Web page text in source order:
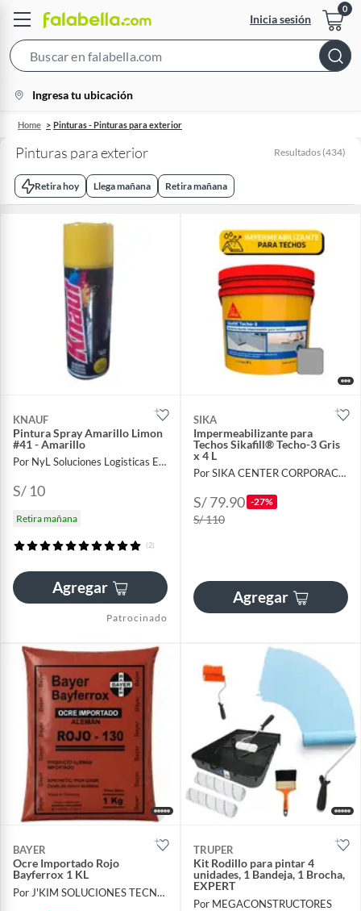
Inicia sesión
Bar
location-
icon
Ingresa tu ubicación
Home Pinturas - Pinturas para exterior
Pinturas para exterior Resultados (434)
Retira hoy Llega mañana Retira mañana
KNAUF
Pintura Spray Amarillo Limon
#41 - Amarillo
Por NyL Soluciones Logisticas EIRL
S/ 10
Retira mañana
(2)
Agregar
Patrocinado
SIKA
Impermeabilizante para
Techos Sikafill® Techo-3 Gris
x 4 L
Por SIKA CENTER CORPORACIÓN LAU
S/ 79.90 -27%
S/ 110
Agregar
BAYER
Ocre Importado Rojo
Bayferrox 1 KL
Por J'KIM SOLUCIONES TECNOLÓGICAS
TRUPER
Kit Rodillo para pintar 4
unidades, 1 Bandeja, 1 Brocha,
EXPERT
Por MEGACONSTRUCTORES